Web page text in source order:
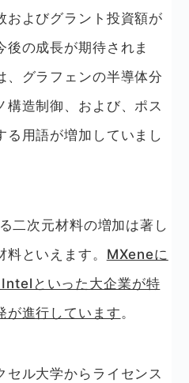
およびグラント投資額が
の成長が期待されま
、グラフェンの半導体分
構造制御、および、ポス
る用語が増加していまし
二次元材料の増加は著し
といえます。 MXeneに
といった大企業が特
が進行しています。
セル大学からライセンス